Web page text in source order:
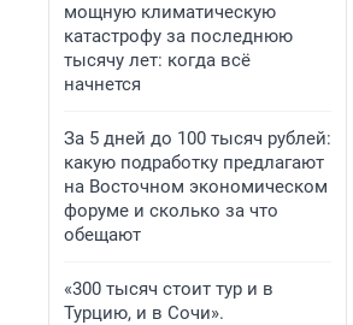
мощную климатическую
катастрофу за последнюю
тысячу лет: когда всё
начнется
За 5 дней до 100 тысяч рублей:
какую подработку предлагают
на Восточном экономическом
форуме и сколько за что
обещают
«300 тысяч стоит тур и в
Турцию, и в Сочи».